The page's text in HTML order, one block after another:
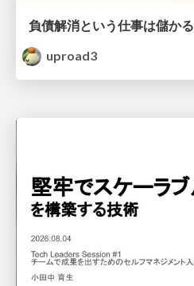
負債解消という仕事は儲かる
uproad3